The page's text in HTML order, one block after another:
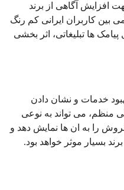
افزایش آگاهی از برند
بین کاربران ایرانی کم رنگ
ها تبلیغاتی، اثر بخشی
خدمات و نشان دادن
منظم، می تواند به نوعی
را به ان ها نمایش دهد و
بسیار موثر خواهد بود.